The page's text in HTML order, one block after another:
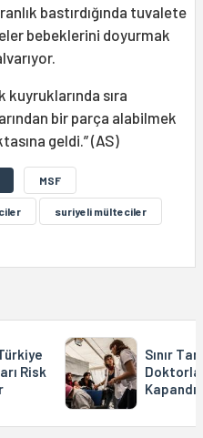
bastırdığında tuvalete
bebeklerini doyurmak
kuyruklarında sıra
bir parça alabilmek
geldi.” (AS)
MSF
suriyeli mülteciler
Risk
Sınır